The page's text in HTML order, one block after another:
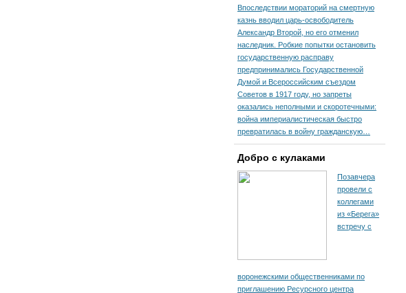
Впоследствии мораторий на смертную
казнь вводил царь-освободитель
Александр Второй, но его отменил
наследник. Робкие попытки остановить
государственную расправу
предпринимались Государственной
Думой и Всероссийским съездом
Советов в 1917 году, но запреты
оказались неполными и скоротечными:
война империалистическая быстро
превратилась в войну гражданскую…
Добро с кулаками
Позавчера
провели с
коллегами
из «Берега»
встречу с
воронежскими общественниками по
приглашению Ресурсного центра